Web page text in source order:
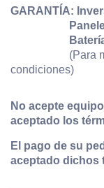
GARANTÍA:
Paneles del
Batería:
(Para más
condiciones)
No acepte
aceptado los
El pago de su
aceptado dichos